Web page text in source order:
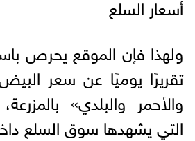
أسعار السلع
ولهذا فإن الموقع يحرص
تقريرًا يوميًا عن سعر
والأحمر والبلدي»
التي يشهدها سوق السلع